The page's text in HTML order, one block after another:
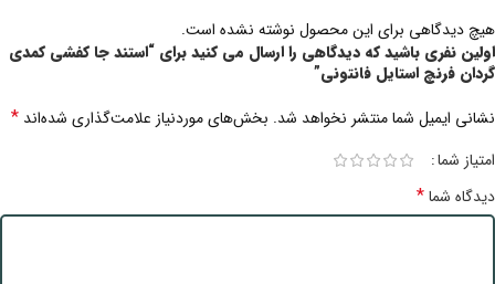
هیچ دیدگاهی برای این محصول نوشته نشده است.
اولین نفری باشید که دیدگاهی را ارسال می کنید برای “استند جا کفشی کمدی
گردان فرنچ استایل فانتونی”
نشانی ایمیل شما منتشر نخواهد شد. بخش‌های موردنیاز علامت‌گذاری شده‌اند *
امتیاز شما
دیدگاه شما*